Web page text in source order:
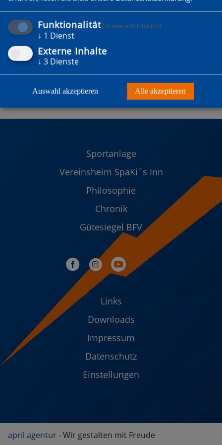
Sportanlage
Vereinsheim SpaKi´s Inn
Philosophie
Chronik
Gütesiegel BFV
Links
Downloads
Impressum
Datenschutz
Einstellungen
april agentur- Wir gestalten mit Freude
Funktionalität(immer erforderlich)
↓ 1 Dienst
Externe Inhalte
↓ 3 Dienste
Auswahl akzeptieren Alle akzeptieren